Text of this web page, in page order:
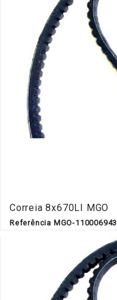
Correia 8x670LI MGO
Referência MGO-110006943